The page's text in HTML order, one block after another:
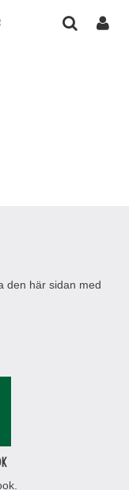
den här sidan med